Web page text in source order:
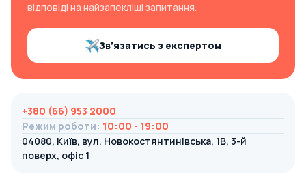
відповіді на найзапекліші запитання.
Зв’язатись з експертом
+380 (66) 953 2000
Режим роботи: 10:00 - 19:00
04080, Київ, вул. Новокостянтинівська, 1В, 3-й
поверх, офіс 1